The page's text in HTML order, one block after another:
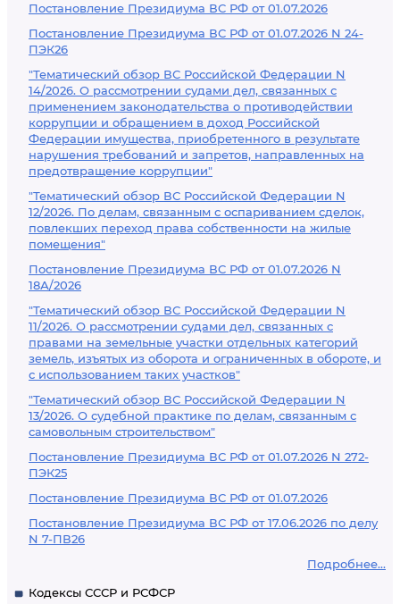
Постановление Президиума ВС РФ от 01.07.2026
Постановление Президиума ВС РФ от 01.07.2026 N 24-
ПЭК26
"Тематический обзор ВС Российской Федерации N
14/2026. О рассмотрении судами дел, связанных с
применением законодательства о противодействии
коррупции и обращением в доход Российской
Федерации имущества, приобретенного в результате
нарушения требований и запретов, направленных на
предотвращение коррупции"
"Тематический обзор ВС Российской Федерации N
12/2026. По делам, связанным с оспариванием сделок,
повлекших переход права собственности на жилые
помещения"
Постановление Президиума ВС РФ от 01.07.2026 N
18А/2026
"Тематический обзор ВС Российской Федерации N
11/2026. О рассмотрении судами дел, связанных с
правами на земельные участки отдельных категорий
земель, изъятых из оборота и ограниченных в обороте, и
с использованием таких участков"
"Тематический обзор ВС Российской Федерации N
13/2026. О судебной практике по делам, связанным с
самовольным строительством"
Постановление Президиума ВС РФ от 01.07.2026 N 272-
ПЭК25
Постановление Президиума ВС РФ от 01.07.2026
Постановление Президиума ВС РФ от 17.06.2026 по делу
N 7-ПВ26
Подробнее...
Кодексы СССР и РСФСР